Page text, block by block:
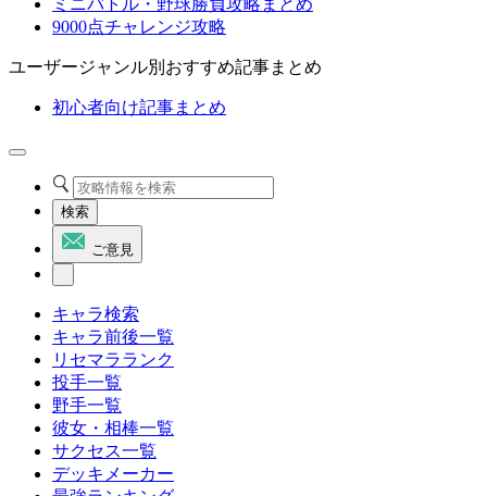
ミニバトル・野球勝負攻略まとめ
9000点チャレンジ攻略
ユーザージャンル別おすすめ記事まとめ
初心者向け記事まとめ
検索
ご意見
キャラ検索
キャラ前後一覧
リセマラランク
投手一覧
野手一覧
彼女・相棒一覧
サクセス一覧
デッキメーカー